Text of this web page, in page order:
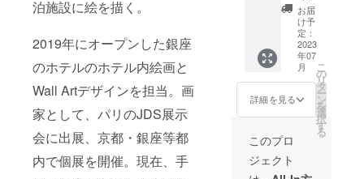
泊施設に絵を描く。
2019年にオープンした銀座
のホテルのホテル内絵画と
Wall Artデザインを担当。画
家として、パリのJDS展示
会に出展、京都・銀座等都
内で個展を開催。現在、手
-lounge/
②【リ
ッツ・
カール
トン京
都・ラ
ジ】
https://t
helobby
lounge.
ritzcarlt
onkyot
お願い
致しま
す。も
し記入
がない
場合は
をお聞
きする
をお送
りしま
す。違
https://
mayao
gata.co
instagr
https://i
nstagra
m.com/
ogatam
aya_art
ist?
igshid=
し記入
がない
場合は
希望日
をお聞
きする
メール
をお送
ヤマヤ
が学ん
できた
鑑定や
山、赤
坂、東
京、渋
谷、浅
草付近
から、
備考欄
にご希
望をご
指定く
ださ
い。
「表参
道希
スポン
サーと
して掲
載させ
ていた
だきま
す。 ◆
必要な
もの エ
ンド
ロール
への掲
載名を
備考欄
お届
け予
定：
2023
年07
月
詳細を見る
こ
の
リ
タ
ー
ン
を
選
択
す
る
このプロ
ジェクト